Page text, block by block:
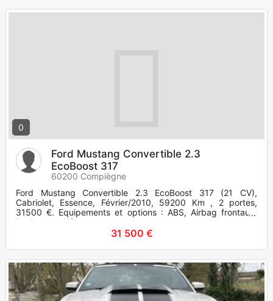
0
Ford Mustang Convertible 2.3
EcoBoost 317
60200 Compiègne
Ford Mustang Convertible 2.3 EcoBoost 317 (21 CV),
Cabriolet, Essence, Février/2010, 59200 Km , 2 portes,
31500 €. Equipements et options : ABS, Airbag frontaux,
Projecteurs Xénon
31 500 €